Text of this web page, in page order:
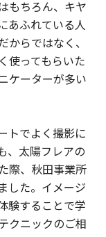
もちろん、キヤ
あふれている人
らではなく、
使ってもらいた
ケーターが多い
トでよく撮影に
、太陽フレアの
際、秋田事業所
した。イメージ
験することで学
クニックのご相